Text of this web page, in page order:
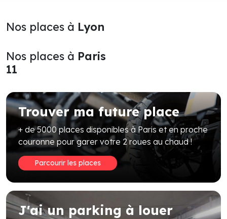
Nos places à Lyon
Nos places à Paris
11
Trouver ma future place
+ de 5000 places disponibles à Paris et en proche
couronne pour garer votre 2 roues au chaud !
Parcourir les places
J'ai un parking à louer